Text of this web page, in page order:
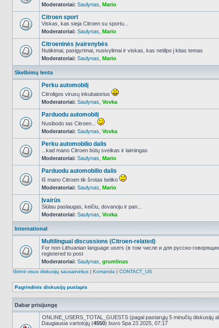
NO_UNREAD_POSTS
Moderatoriai: Saulynas Mario
NO_UNREAD_POSTS
Citroen sport
Viskas, kas sieja Citroen su sportu...
Moderatoriai: Saulynas Mario
NO_UNREAD_POSTS
Citroeninės įvairenybės
Nutikimai, pasigyrimai, nusivylimai ir viskas, kas netilpo į kitas temas
Moderatoriai: Saulynas Mario
Skelbimų lenta
NO_UNREAD_POSTS
Perku automobilį
Citroligos virusų inkubatorius
Moderatoriai: Saulynas Vovka
NO_UNREAD_POSTS
Parduodu automobilį
Nusibodo tas Citroen...
Moderatoriai: Saulynas Vovka
NO_UNREAD_POSTS
Perku automobilio dalis
...kad mano Citroen būtų sveikas ir laimingas
Moderatoriai: Saulynas Mario
NO_UNREAD_POSTS
Parduodu automobilio dalis
Iš mano Citroen tik šrotas beliko
Moderatoriai: Saulynas Mario
NO_UNREAD_POSTS
Įvairūs
Siūlau paslaugas, keičiu, dovanoju ir pan...
Moderatoriai: Saulynas Vovka
International
NO_UNREAD_POSTS
Multilingual discussions (Citroen-related)
For non-Lithuanian language users (в том числе и для русско-
registered to post
Moderatoriai: Saulynas grumlinas
Ištrinti visus diskusijų sausainėlius | Komanda | CONTACT_US
Pagrindinis diskusijų puslapis
Dabar prisijungę
ONLINE_USERS_TOTAL_GUESTS (pagal pastarųjų 5 minučių diskusijų
Daugiausia vartotojų (4550) buvo Spa 23 2025, 07:17